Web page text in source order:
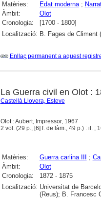
Matèries: Edat moderna;
Àmbit:
Olot
Cronologia:
[1700 - 1800]
Localització: B. Fages de Climent
Enllaç permanent a aquest
La Guerra civil en Olot :
Castellà Llovera, Esteve
Olot : Aubert, Impressor, 1967
2 vol. (29 p., [6] f. de làm., 49 p.) : il. ;
Matèries: Guerra carlina III ;
Àmbit:
Olot
Cronologia:
1872 - 1875
Localització: Universitat de
(Reus); B. Francesc